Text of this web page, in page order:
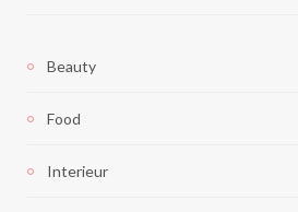
Beauty
Food
Interieur